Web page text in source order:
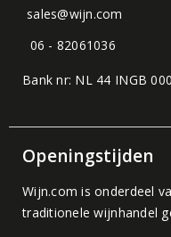
sales@wijn.com
06 - 82061036
Bank nr: NL 44 INGB
Openingstijden
Wijn.com is onderdeel
traditionele wijnhandel